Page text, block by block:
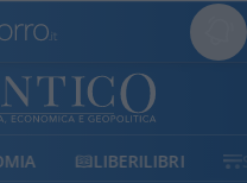
SHOP SOSTIENICI